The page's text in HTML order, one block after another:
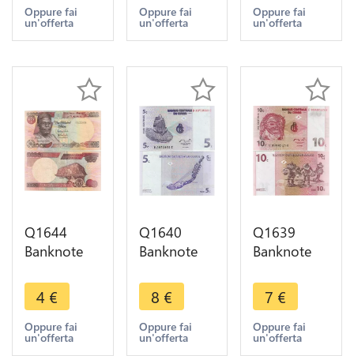
Joseph
Kasa-Bubu
Oppure fai
un'offerta
Café Volcan
Nyragongo
Oppure fai
un'offerta
Maurice
Paturau
Oppure fai
un'offerta
Q1644
Banknote
Naira
Obafemi
Awolowo
2010 ->
4 €
Oppure fai
un'offerta
Q1640
Banknote
Démocratique
5 Centimes
Masque
Suko Harpe
8 €
Oppure fai
un'offerta
Q1639
Banknote
Démocratique
10
Centimes
Masque
7 €
Oppure fai
un'offerta